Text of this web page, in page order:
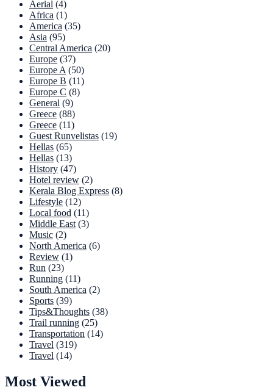
Aerial (4)
Africa (1)
America (35)
Asia (95)
Central America (20)
Europe (37)
Europe A (50)
Europe B (11)
Europe C (8)
General (9)
Greece (88)
Greece (11)
Guest Runvelistas (19)
Hellas (65)
Hellas (13)
History (47)
Hotel review (2)
Kerala Blog Express (8)
Lifestyle (12)
Local food (11)
Middle East (3)
Music (2)
North America (6)
Review (1)
Run (23)
Running (11)
South America (2)
Sports (39)
Tips&Thoughts (38)
Trail running (25)
Transportation (14)
Travel (319)
Travel (14)
Most Viewed